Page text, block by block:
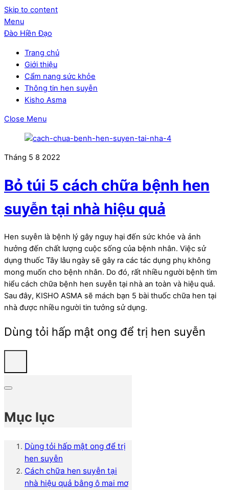
Skip to content
Menu
Đào Hiền Đạo
Trang chủ
Giới thiệu
Cẩm nang sức khỏe
Thông tin hen suyễn
Kisho Asma
Close Menu
Tháng 5 8 2022
Bỏ túi 5 cách chữa bệnh hen
suyễn tại nhà hiệu quả
Hen suyễn là bệnh lý gây nguy hại đến sức khỏe và ảnh
hưởng đến chất lượng cuộc sống của bệnh nhân. Việc sử
dụng thuốc Tây lâu ngày sẽ gây ra các tác dụng phụ không
mong muốn cho bệnh nhân. Do đó, rất nhiều người bệnh tìm
hiểu cách chữa bệnh hen suyễn tại nhà an toàn và hiệu quả.
Sau đây, KISHO ASMA sẽ mách bạn 5 bài thuốc chữa hen tại
nhà được nhiều người tin tưởng sử dụng.
Dùng tỏi hấp mật ong để trị hen suyễn
Mục lục
Dùng tỏi hấp mật ong để trị
hen suyễn
Cách chữa hen suyễn tại
nhà hiệu quả bằng ô mai mơ